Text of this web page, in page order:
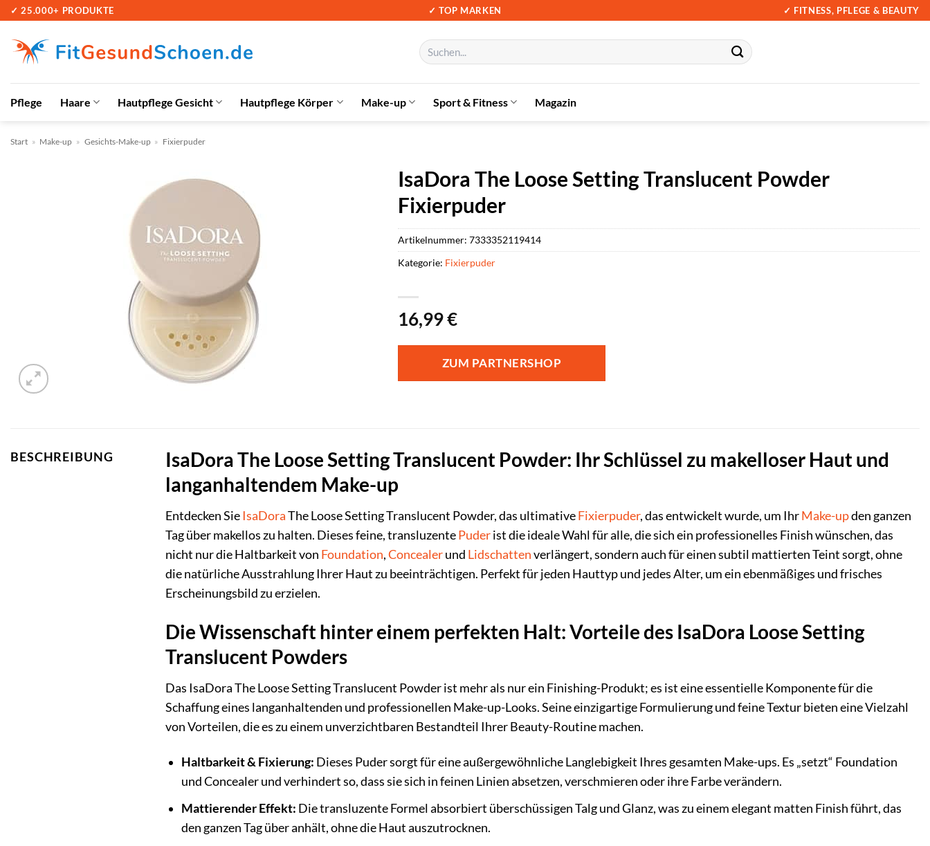
Zum
springen
✓ 25.000+ PRODUKTE ✓ TOP MARKEN ✓ FITNESS, PFLEGE & BEAUTY
Suchen
nach:
Pflege Haare Hautpflege Gesicht Hautpflege Körper Make-up Sport & Fitness Magazin
Start » Make-up » Gesichts-Make-up » Fixierpuder
IsaDora The Loose Setting Translucent Powder
Fixierpuder
16,99€
ZUM PARTNERSHOP
Artikelnummer: 7333352119414
Kategorie: Fixierpuder
BESCHREIBUNG
IsaDora The Loose Setting Translucent Powder: Ihr Schlüssel zu makelloser Haut und
langanhaltendem Make-up
Entdecken SieIsaDoraThe Loose Setting Translucent Powder, das ultimativeFixierpuder, das entwickelt wurde, um IhrMake-upden ganzen
Tag über makellos zu halten. Dieses feine, transluzentePuderist die ideale Wahl für alle, die sich ein professionelles Finish wünschen, das
nicht nur die Haltbarkeit von Foundation,Concealerund Lidschattenverlängert, sondern auch für einen subtil mattierten Teint sorgt, ohne
die natürliche Ausstrahlung Ihrer Haut zu beeinträchtigen. Perfekt für jeden Hauttyp und jedes Alter, um ein ebenmäßiges und frisches
Erscheinungsbild zu erzielen.
Die Wissenschaft hinter einem perfekten Halt: Vorteile des IsaDora Loose Setting
Translucent Powders
Das IsaDora The Loose Setting Translucent Powder ist mehr als nur ein Finishing-Produkt; es ist eine essentielle Komponente für die
Schaffung eines langanhaltenden und professionellen Make-up-Looks. Seine einzigartige Formulierung und feine Textur bieten eine Vielzahl
von Vorteilen, die es zu einem unverzichtbaren Bestandteil Ihrer Beauty-Routine machen.
Haltbarkeit & Fixierung: Dieses Puder sorgt für eine außergewöhnliche Langlebigkeit Ihres gesamten Make-ups. Es „setzt“ Foundation
und Concealer und verhindert so, dass sie sich in feinen Linien absetzen, verschmieren oder ihre Farbe verändern.
Mattierender Effekt: Die transluzente Formel absorbiert überschüssigen Talg und Glanz, was zu einem elegant matten Finish führt, das
den ganzen Tag über anhält, ohne die Haut auszutrocknen.